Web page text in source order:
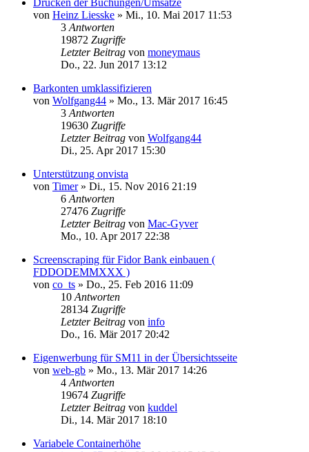
von Heinz Liesske » Mi., 10. Mai 2017 11:53
3 Antworten
19872 Zugriffe
Letzter Beitrag von moneymaus
Do., 22. Jun 2017 13:12
Barkonten umklassifizieren
von Wolfgang44 » Mo., 13. Mär 2017 16:45
3 Antworten
19630 Zugriffe
Letzter Beitrag von Wolfgang44
Di., 25. Apr 2017 15:30
Unterstützung onvista
von Timer» Di., 15. Nov 2016 21:19
6 Antworten
27476 Zugriffe
Letzter Beitrag von Mac-Gyver
Mo., 10. Apr 2017 22:38
Screenscraping für Fidor Bank einbauen (
FDDODEMMXXX )
von co_ts » Do., 25. Feb 2016 11:09
10 Antworten
28134 Zugriffe
Letzter Beitrag von info
Do., 16. Mär 2017 20:42
Eigenwerbung für SM11 in der Übersichtsseite
von web-gb » Mo., 13. Mär 2017 14:26
4 Antworten
19674 Zugriffe
Letzter Beitrag von kuddel
Di., 14. Mär 2017 18:10
Variabele Containerhöhe